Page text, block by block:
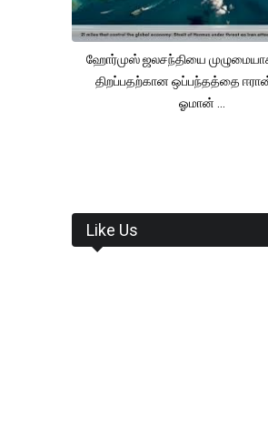
ஹோர்முஸ் ஜலசந்தியை
திறப்பதற்கான ஒப்பந்தத்தை
ஓமான் ...
Like Us